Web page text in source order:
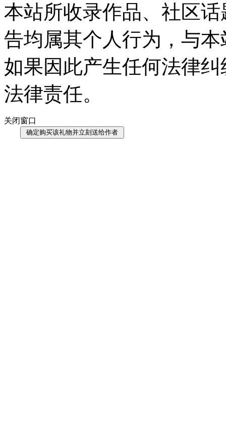
本站所收录作品、社区
告均属其个人行为，与
如果因此产生任何法律
法律责任。
关闭窗口